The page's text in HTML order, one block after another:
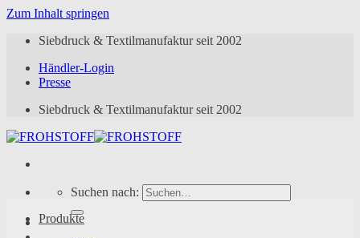
Zum Inhalt springen
Siebdruck & Textilmanufaktur seit 2002
Händler-Login
Presse
Siebdruck & Textilmanufaktur seit 2002
Suchen nach:
Produkte